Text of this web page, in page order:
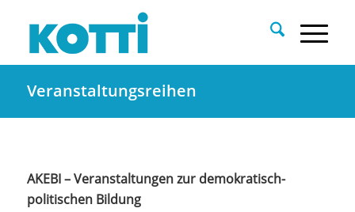
Veranstaltungsreihen
AKEBI – Veranstaltungen zur demokratisch-
politischen Bildung